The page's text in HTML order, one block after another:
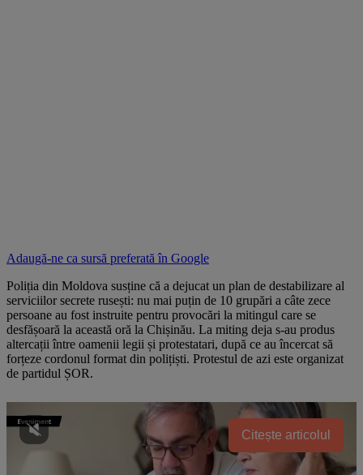
Adaugă-ne ca sursă preferată în Google
Poliția din Moldova susține că a dejucat un plan de destabilizare al
serviciilor secrete rusești: nu mai puțin de 10 grupări a câte zece
persoane au fost instruite pentru provocări la mitingul care se
desfășoară la această oră la Chișinău. La miting deja s-au produs
altercații între oamenii legii și protestatari, după ce au încercat să
forțeze cordonul format din polițiști. Protestul de azi este organizat
de partidul ȘOR.
Citește articolul